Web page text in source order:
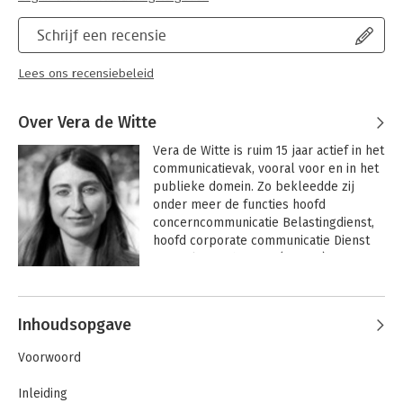
Schrijf een recensie
Lees ons recensiebeleid
Over Vera de Witte
Vera de Witte is ruim 15 jaar actief in het
communicatievak, vooral voor en in het
publieke domein. Zo bekleedde zij
onder meer de functies hoofd
concerncommunicatie Belastingdienst,
hoofd corporate communicatie Dienst
communicatie en marketing CAOP. Zij
Andere boeken door Vera de Witte
Inhoudsopgave
Voorwoord
Inleiding